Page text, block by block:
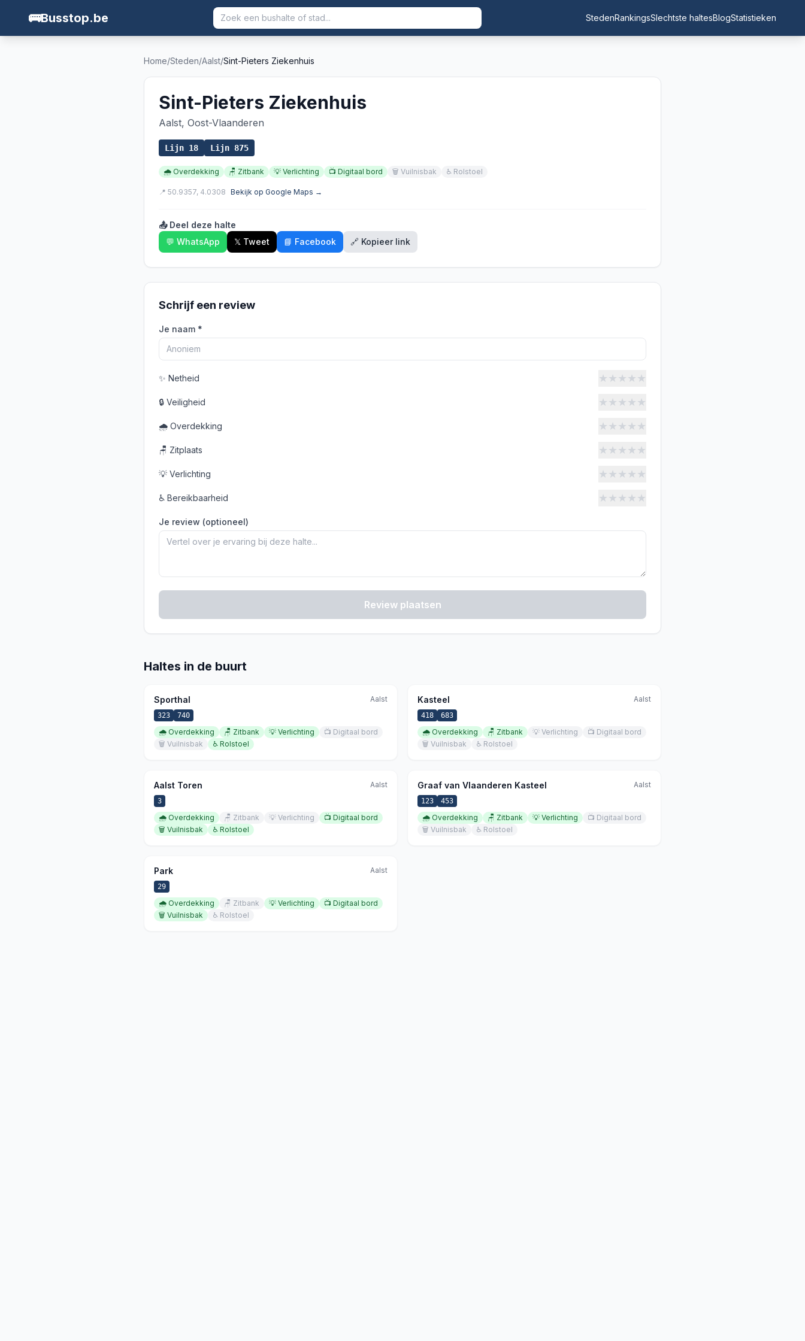
🚌Busstop.be StedenRankingsSlechtste haltesBlogStatistieken
Home/Steden/Aalst/Sint-Pieters Ziekenhuis
Sint-Pieters Ziekenhuis
Aalst, Oost-Vlaanderen
Lijn 18 Lijn 875
🌧️ Overdekking 🪑 Zitbank 💡 Verlichting 📺 Digitaal bord 🗑️ Vuilnisbak ♿ Rolstoel
📍 50.9357, 4.0308 Bekijk op Google Maps →
📤 Deel deze halte
💬 WhatsApp
𝕏 Tweet 📘 Facebook 🔗 Kopieer link
Schrijf een review
Je naam *
✨ Netheid ★★★★★
🔒 Veiligheid ★★★★★
🌧️ Overdekking ★★★★★
🪑 Zitplaats ★★★★★
💡 Verlichting ★★★★★
♿ Bereikbaarheid ★★★★★
Je review (optioneel)
Review plaatsen
Haltes in de buurt
Sporthal Aalst
323 740
🌧️ Overdekking 🪑 Zitbank 💡 Verlichting 📺 Digitaal bord
🗑️ Vuilnisbak ♿ Rolstoel
Kasteel Aalst
418 683
🌧️ Overdekking 🪑 Zitbank 💡 Verlichting 📺 Digitaal bord
🗑️ Vuilnisbak ♿ Rolstoel
Aalst Toren Aalst
3
🌧️ Overdekking 🪑 Zitbank 💡 Verlichting 📺 Digitaal bord
🗑️ Vuilnisbak ♿ Rolstoel
Graaf van Vlaanderen Kasteel Aalst
123 453
🌧️ Overdekking 🪑 Zitbank 💡 Verlichting 📺 Digitaal bord
🗑️ Vuilnisbak ♿ Rolstoel
Park Aalst
29
🌧️ Overdekking 🪑 Zitbank 💡 Verlichting 📺 Digitaal bord
🗑️ Vuilnisbak ♿ Rolstoel